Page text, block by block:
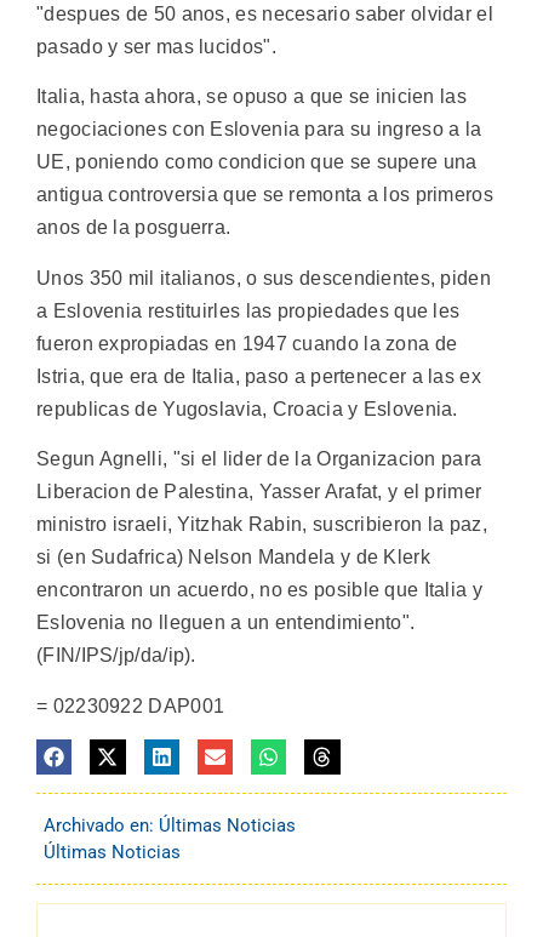
"despues de 50 anos, es necesario saber olvidar el
pasado y ser mas lucidos".
Italia, hasta ahora, se opuso a que se inicien las
negociaciones con Eslovenia para su ingreso a la
UE, poniendo como condicion que se supere una
antigua controversia que se remonta a los primeros
anos de la posguerra.
Unos 350 mil italianos, o sus descendientes, piden
a Eslovenia restituirles las propiedades que les
fueron expropiadas en 1947 cuando la zona de
Istria, que era de Italia, paso a pertenecer a las ex
republicas de Yugoslavia, Croacia y Eslovenia.
Segun Agnelli, "si el lider de la Organizacion para
Liberacion de Palestina, Yasser Arafat, y el primer
ministro israeli, Yitzhak Rabin, suscribieron la paz,
si (en Sudafrica) Nelson Mandela y de Klerk
encontraron un acuerdo, no es posible que Italia y
Eslovenia no lleguen a un entendimiento".
(FIN/IPS/jp/da/ip).
= 02230922 DAP001
Archivado en: Últimas Noticias
Últimas Noticias